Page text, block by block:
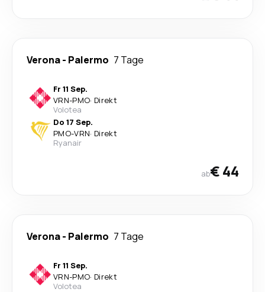
Verona- Palermo 7 Tage
Fr 11 Sep.
VRN-PMO· Direkt
Volotea
Do 17 Sep.
PMO-VRN· Direkt
Ryanair
ab€ 44
Verona- Palermo 7 Tage
Fr 11 Sep.
VRN-PMO· Direkt
Volotea